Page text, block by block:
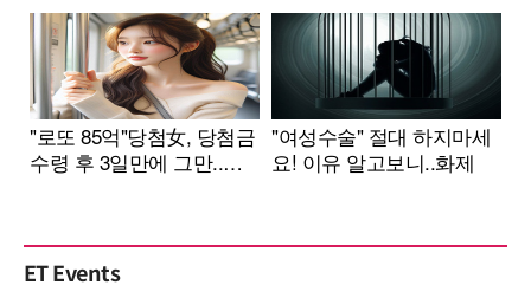
ET Events